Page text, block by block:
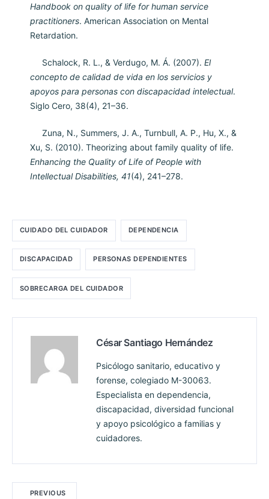
Handbook on quality of life for human service
practitioners. American Association on Mental
Retardation.
Schalock, R. L., & Verdugo, M. Á. (2007). El
concepto de calidad de vida en los servicios y
apoyos para personas con discapacidad intelectual.
Siglo Cero, 38(4), 21–36.
Zuna, N., Summers, J. A., Turnbull, A. P., Hu, X., &
Xu, S. (2010). Theorizing about family quality of life.
Enhancing the Quality of Life of People with
Intellectual Disabilities, 41(4), 241–278.
CUIDADO DEL CUIDADOR DEPENDENCIA
DISCAPACIDAD PERSONAS DEPENDIENTES
SOBRECARGA DEL CUIDADOR
César Santiago Hernández
Psicólogo sanitario, educativo y
forense, colegiado M-30063.
Especialista en dependencia,
discapacidad, diversidad funcional
y apoyo psicológico a familias y
cuidadores.
PREVIOUS